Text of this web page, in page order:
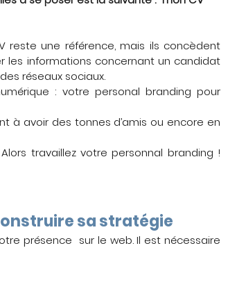
reste une référence, mais ils concèdent
les informations concernant un candidat
réseaux sociaux.
: votre personal branding pour
à avoir des tonnes d’amis ou encore en
travaillez votre personnal branding !
sa stratégie
présence  sur le web. Il est nécessaire